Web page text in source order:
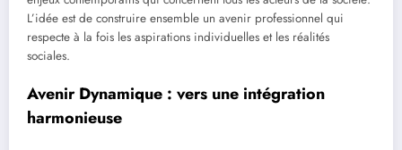
L’idée est de construire ensemble un avenir professionnel qui
respecte à la fois les aspirations individuelles et les réalités
sociales.
Avenir Dynamique : vers une intégration
harmonieuse